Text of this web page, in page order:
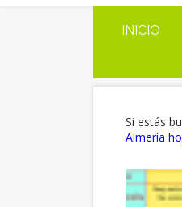
INICIO
Si estás
Almería